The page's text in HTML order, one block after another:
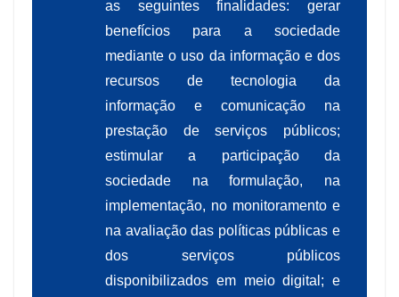
as seguintes finalidades: gerar
benefícios para a sociedade
mediante o uso da informação e dos
recursos de tecnologia da
informação e comunicação na
prestação de serviços públicos;
estimular a participação da
sociedade na formulação, na
implementação, no monitoramento e
na avaliação das políticas públicas e
dos serviços públicos
disponibilizados em meio digital; e